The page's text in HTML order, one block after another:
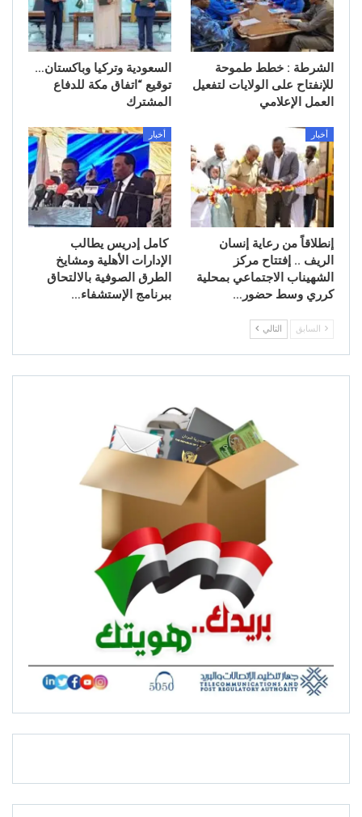
الشرطة : خطط طموحة
للإنفتاح على الولايات لتفعيل
العمل الإعلامي
السعودية وتركيا وباكستان…
توقيع “اتفاق مكة للدفاع
المشترك
أخبار
إنطلاقاً من رعاية إنسان
الريف .. إفتتاح مركز
الشهيناب الاجتماعي بمحلية
كرري وسط حضور…
أخبار
كامل إدريس يطالب
الإدارات الأهلية ومشايخ
الطرق الصوفية بالالتحاق
ببرنامج الإستشفاء…
السابق التالي